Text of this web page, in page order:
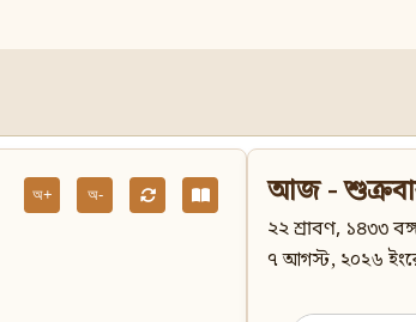
অ+ অ- আজ -
২২ শ্রাবণ, ১৪৩৩
৭ আগস্ট, ২০২৬